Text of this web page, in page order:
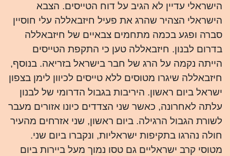
הישראלי עדיין לא הגיב על דוח הטייסים. הצבא
הישראלי הצהיר שהרג את פעיל חיזבאללה עלי חוסיין
סברה ופגע בכמה מתחמים צבאיים של חיזבאללה
בדרום לבנון. חיזבאללה טען כי התקפת הטייסים
הייתה נקמה על הרג של חבר בישראל בזריאה. בנוסף,
חיזבאללה שיגרו מטוסים ללא טייסים לכיוון לימן בצפון
ישראל ביום ראשון. היריבות בגבול הדרומי של לבנון
עלתה לאחרונה, כאשר שני הצדדים כיונו אזורים מעבר
לשורת הגבול הרגילה. ביום ראשון, שני אזרחים מהעיר
חולה נהרגו בתקיפות ישראליות, ונקברו ביום שני.
מטוסי קרב ישראליים גם טסו נמוך מעל ביירות ביום